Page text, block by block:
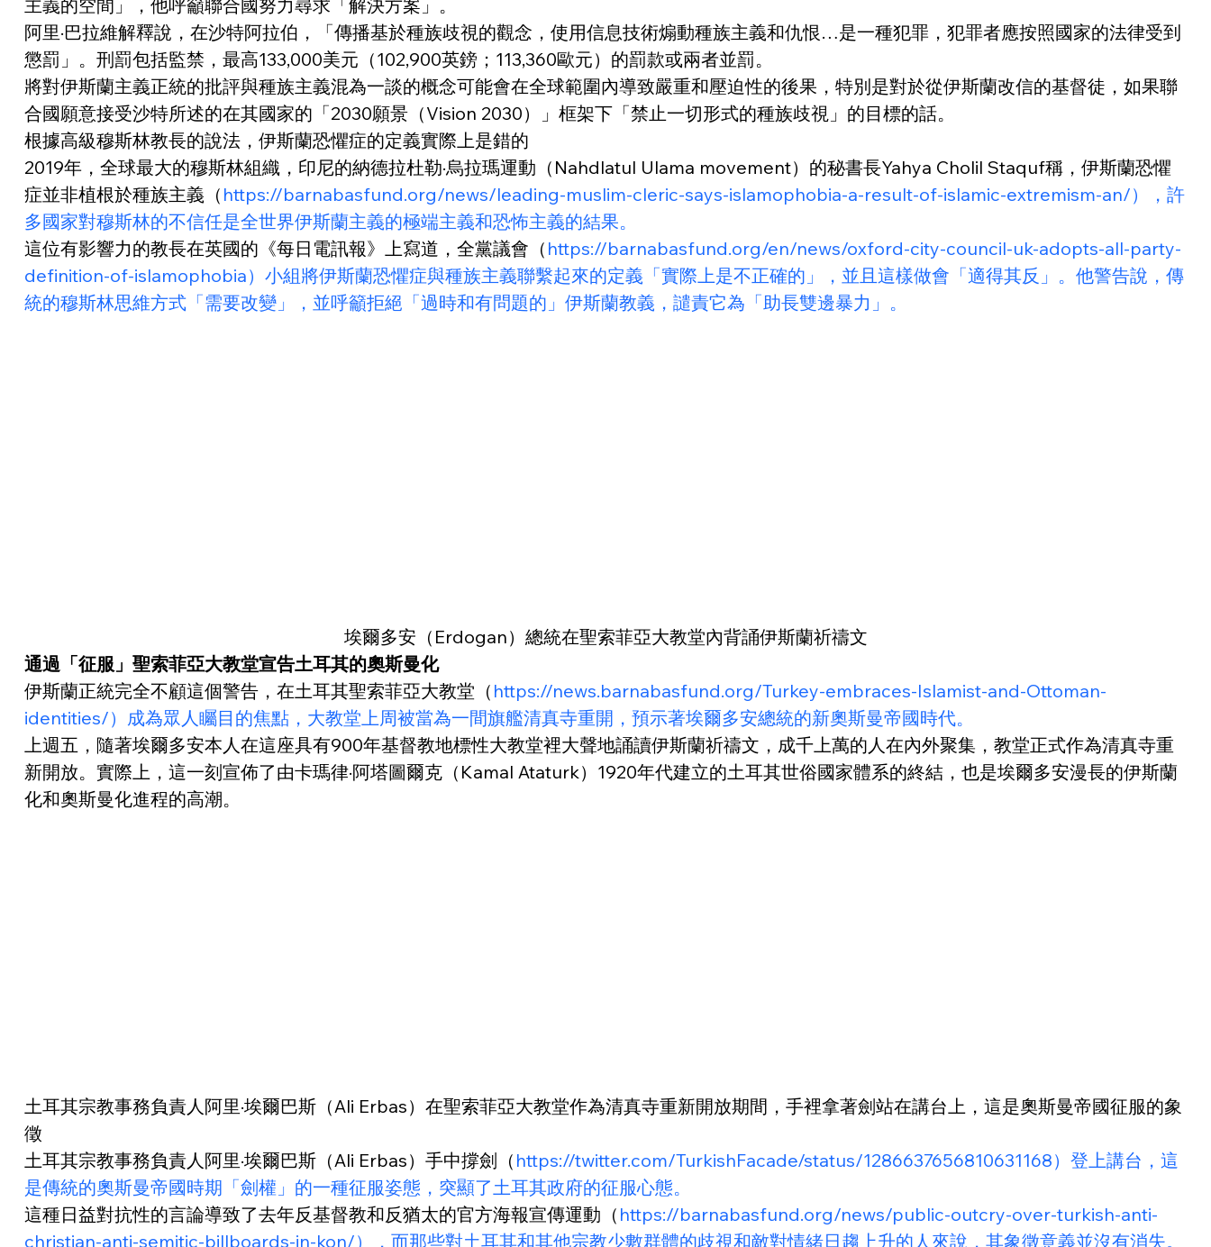
主義的空間」，他呼籲聯合國努力尋求「解決方案」。
阿里·巴拉維解釋說，在沙特阿拉伯，「傳播基於種族歧視的觀念，使用信息技術煽動種族主義和仇恨…是一種犯罪，犯罪者應按照國家的法律受到
懲罰」。刑罰包括監禁，最高133,000美元（102,900英鎊；113,360歐元）的罰款或兩者並罰。
將對伊斯蘭主義正統的批評與種族主義混為一談的概念可能會在全球範圍內導致嚴重和壓迫性的後果，特別是對於從伊斯蘭改信的基督徒，如果聯
合國願意接受沙特所述的在其國家的「2030願景（Vision 2030）」框架下「禁止一切形式的種族歧視」的目標的話。
根據高級穆斯林教長的說法，伊斯蘭恐懼症的定義實際上是錯的
2019年，全球最大的穆斯林組織，印尼的納德拉杜勒·烏拉瑪運動（Nahdlatul Ulama movement）的秘書長Yahya Cholil Staquf稱，伊斯蘭恐懼
症並非植根於種族主義（ https://barnabasfund.org/news/leading-muslim-cleric-says-islamophobia-a-result-of-islamic-extremism-an/），許
多國家對穆斯林的不信任是全世界伊斯蘭主義的極端主義和恐怖主義的結果。
這位有影響力的教長在英國的《每日電訊報》上寫道，全黨議會（ https://barnabasfund.org/en/news/oxford-city-council-uk-adopts-all-party-
definition-of-islamophobia）小組將伊斯蘭恐懼症與種族主義聯繫起來的定義「實際上是不正確的」，並且這樣做會「適得其反」。他警告說，傳
統的穆斯林思維方式「需要改變」，並呼籲拒絕「過時和有問題的」伊斯蘭教義，譴責它為「助長雙邊暴力」。
埃爾多安（Erdogan）總統在聖索菲亞大教堂內背誦伊斯蘭祈禱文
通過「征服」聖索菲亞大教堂宣告土耳其的奧斯曼化
伊斯蘭正統完全不顧這個警告，在土耳其聖索菲亞大教堂（ https://news.barnabasfund.org/Turkey-embraces-Islamist-and-Ottoman-
identities/）成為眾人矚目的焦點，大教堂上周被當為一間旗艦清真寺重開，預示著埃爾多安總統的新奧斯曼帝國時代。
上週五，隨著埃爾多安本人在這座具有900年基督教地標性大教堂裡大聲地誦讀伊斯蘭祈禱文，成千上萬的人在內外聚集，教堂正式作為清真寺重
新開放。實際上，這一刻宣佈了由卡瑪律·阿塔圖爾克（Kamal Ataturk）1920年代建立的土耳其世俗國家體系的終結，也是埃爾多安漫長的伊斯蘭
化和奧斯曼化進程的高潮。
土耳其宗教事務負責人阿里·埃爾巴斯（Ali Erbas）在聖索菲亞大教堂作為清真寺重新開放期間，手裡拿著劍站在講台上，這是奧斯曼帝國征服的象
徵
土耳其宗教事務負責人阿里·埃爾巴斯（Ali Erbas）手中撐劍（ https://twitter.com/TurkishFacade/status/1286637656810631168）登上講台，這
是傳統的奧斯曼帝國時期「劍權」的一種征服姿態，突顯了土耳其政府的征服心態。
這種日益對抗性的言論導致了去年反基督教和反猶太的官方海報宣傳運動（ https://barnabasfund.org/news/public-outcry-over-turkish-anti-
christian-anti-semitic-billboards-in-kon/），而那些對土耳其和其他宗教少數群體的歧視和敵對情緒日趨上升的人來說，其象徵意義並沒有消失。